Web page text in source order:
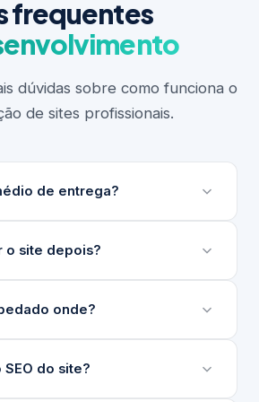
frequentes
dúvidas sobre como funciona o
de sites profissionais.
de entrega?
do projeto. Sites institucionais
um cronograma detalhado
o site depois?
um painel de gerenciamento
onde?
a hospedagem ideal para
do site?